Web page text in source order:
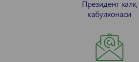
Президент халқ
қабулхонаси